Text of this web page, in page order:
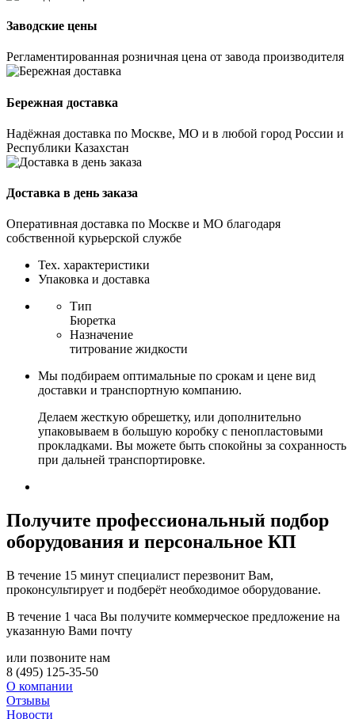
Заводские цены
Регламентированная розничная цена от завода производителя
Бережная доставка
Надёжная доставка по Москве, МО и в любой город России и
Республики Казахстан
Доставка в день заказа
Оперативная доставка по Москве и МО благодаря
собственной курьерской службе
Тех. характеристики
Упаковка и доставка
Тип
Бюретка
Назначение
титрование жидкости
Мы подбираем оптимальные по срокам и цене вид
доставки и транспортную компанию.
Делаем жесткую обрешетку, или дополнительно
упаковываем в большую коробку с пенопластовыми
прокладками. Вы можете быть спокойны за сохранность
при дальней транспортировке.
Получите профессиональный подбор
оборудования и персональное КП
В течение 15 минут специалист перезвонит Вам,
проконсультирует и подберёт необходимое оборудование.
В течение 1 часа Вы получите коммерческое предложение на
указанную Вами почту
или позвоните нам
8 (495) 125-35-50
О компании
Отзывы
Новости